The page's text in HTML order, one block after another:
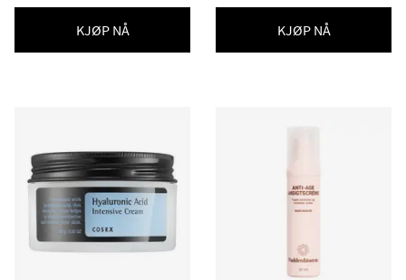
KJØP NÅ KJØP NÅ